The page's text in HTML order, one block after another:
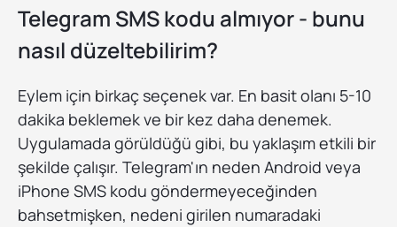
Telegram SMS kodu almıyor - bunu
nasıl düzeltebilirim?
Eylem için birkaç seçenek var. En basit olanı 5-10
dakika beklemek ve bir kez daha denemek.
Uygulamada görüldüğü gibi, bu yaklaşım etkili bir
şekilde çalışır. Telegram'ın neden Android veya
iPhone SMS kodu göndermeyeceğinden
bahsetmişken, nedeni girilen numaradaki